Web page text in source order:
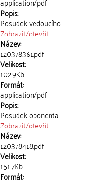
Popis:
Posudek vedoucího
Zobrazit/otevřít
Název:
120378361.pdf
Velikost:
102.9Kb
Formát:
application/pdf
Popis:
Posudek oponenta
Zobrazit/otevřít
Název:
120378418.pdf
Velikost:
151.7Kb
Formát: